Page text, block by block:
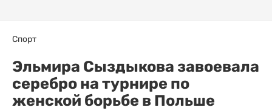
Спорт
Эльмира Сыздыкова завоевала
серебро на турнире по
женской борьбе в Польше